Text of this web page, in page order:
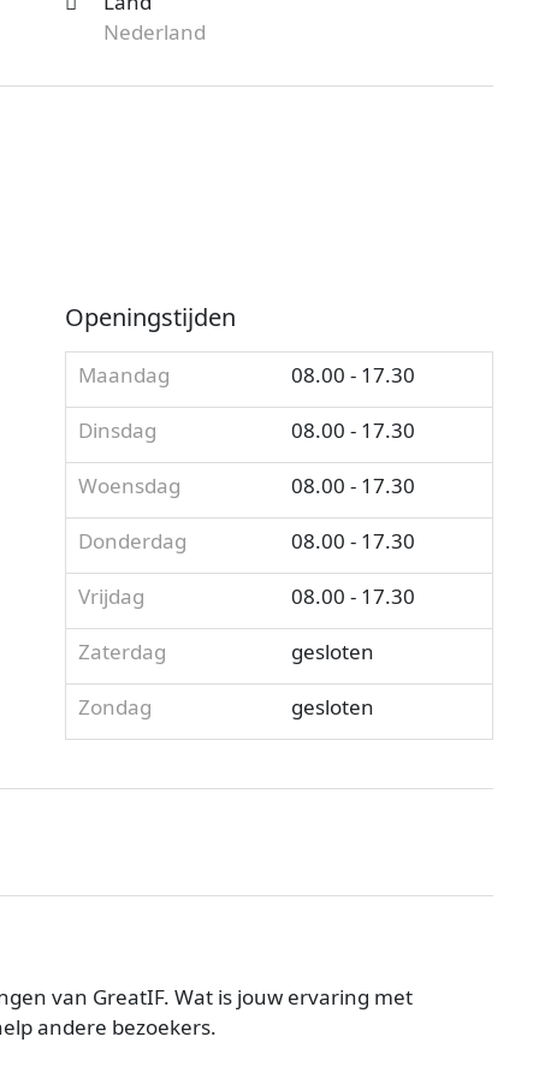
Nederland
Openingstijden
Maandag
08.00 - 17.30
Dinsdag
08.00 - 17.30
Woensdag
08.00 - 17.30
Donderdag
08.00 - 17.30
Vrijdag
08.00 - 17.30
Zaterdag
gesloten
Zondag
gesloten
van GreatIF. Wat is jouw ervaring met
andere bezoekers.